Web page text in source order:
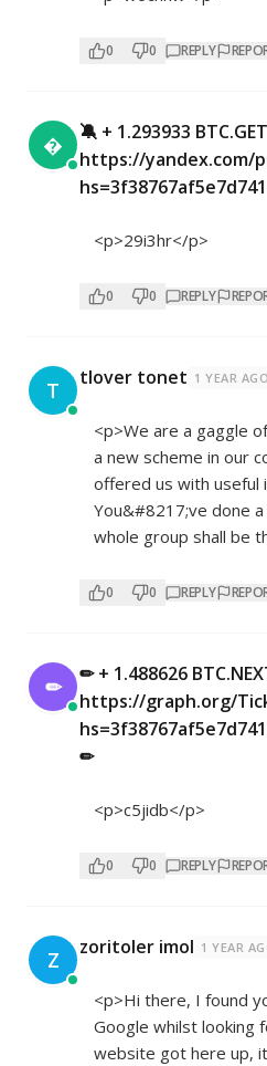
0 0 REPLY

🔕 + 1.293933
https://yandex.com/
<p>29i3hr</p>
0 0 REPLY
T tlover tonet 1 YEAR AGO
<p>We are a gaggle
a new scheme in our
offered us with useful
You&#8217;ve done
whole group shall be
0 0 REPLY
✏
✏ + 1.488626
https://graph.org/
✏
<p>c5jidb</p>
0 0 REPLY
Z zoritoler imol 1 YEAR
<p>Hi there, I found
Google whilst looking
website got here up,